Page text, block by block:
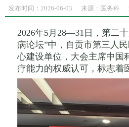
发布时间：2026-06-03 来源：医务科
2026年5月28—31日，第二
病论坛”中，自贡市第三人
心建设单位，大会主席中国
疗能力的权威认可，标志着